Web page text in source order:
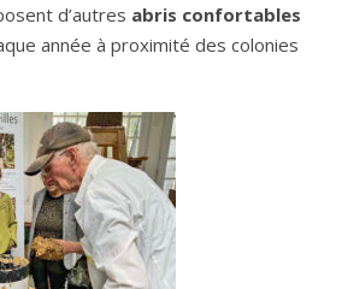
d’autres abris confortables
année à proximité des colonies